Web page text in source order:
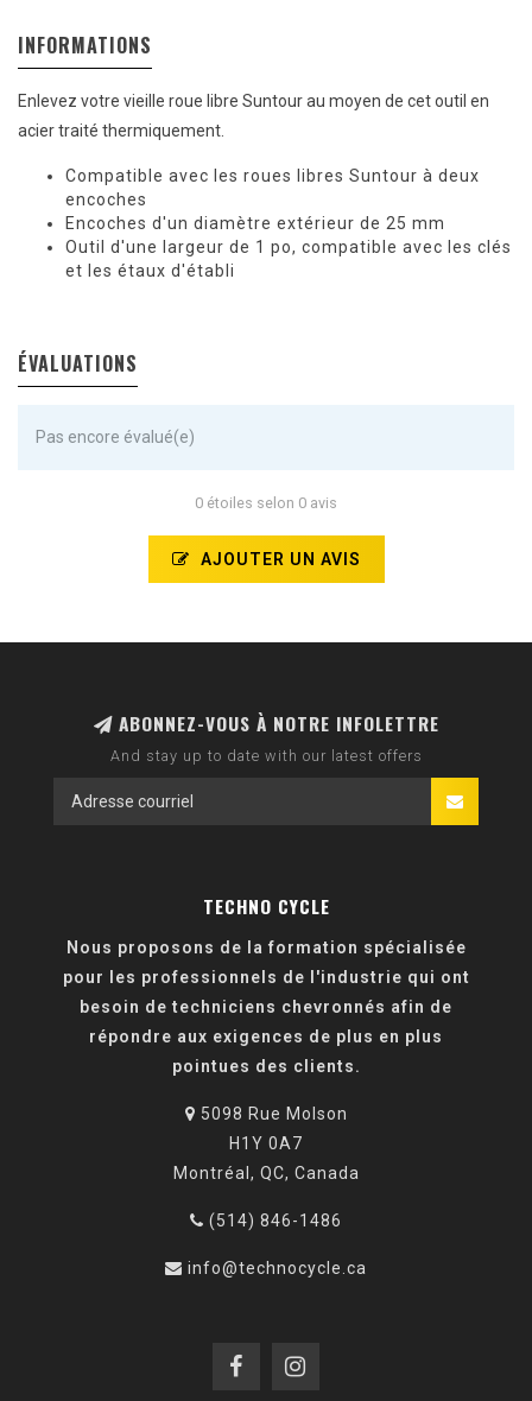
INFORMATIONS
Enlevez votre vieille roue libre Suntour au moyen de cet outil en
acier traité thermiquement.
Compatible avec les roues libres Suntour à deux
encoches
Encoches d'un diamètre extérieur de 25 mm
Outil d'une largeur de 1 po, compatible avec les clés
et les étaux d'établi
ÉVALUATIONS
Pas encore évalué(e)
0 étoiles selon 0 avis
AJOUTER UN AVIS
ABONNEZ-VOUS À NOTRE INFOLETTRE
And stay up to date with our latest offers
TECHNO CYCLE
Nous proposons de la formation spécialisée
pour les professionnels de l'industrie qui ont
besoin de techniciens chevronnés afin de
répondre aux exigences de plus en plus
pointues des clients.
5098 Rue Molson
H1Y 0A7
Montréal, QC, Canada
(514) 846-1486
info@technocycle.ca